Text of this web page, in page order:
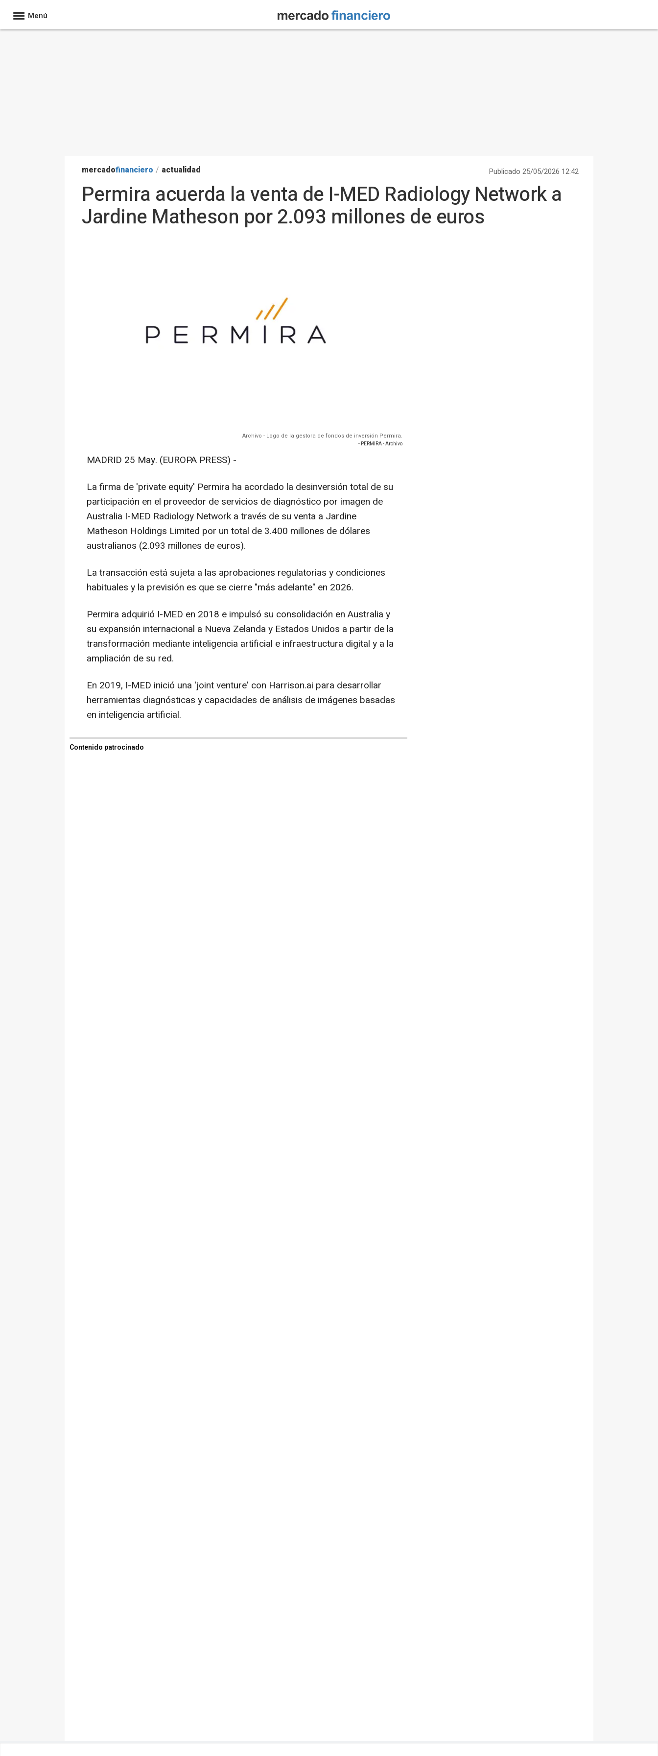
Menú
mercadofinanciero / actualidad Publicado 25/05/2026 12:42
Permira acuerda la venta de I-MED Radiology Network a
Jardine Matheson por 2.093 millones de euros
Archivo - Logo de la gestora de fondos de inversión Permira.
- PERMIRA - Archivo
MADRID 25 May. (EUROPA PRESS) -
La firma de 'private equity' Permira ha acordado la desinversión total de su
participación en el proveedor de servicios de diagnóstico por imagen de
Australia I-MED Radiology Network a través de su venta a Jardine
Matheson Holdings Limited por un total de 3.400 millones de dólares
australianos (2.093 millones de euros).
La transacción está sujeta a las aprobaciones regulatorias y condiciones
habituales y la previsión es que se cierre "más adelante" en 2026.
Permira adquirió I-MED en 2018 e impulsó su consolidación en Australia y
su expansión internacional a Nueva Zelanda y Estados Unidos a partir de la
transformación mediante inteligencia artificial e infraestructura digital y a la
ampliación de su red.
En 2019, I-MED inició una 'joint venture' con Harrison.ai para desarrollar
herramientas diagnósticas y capacidades de análisis de imágenes basadas
en inteligencia artificial.
Contenido patrocinado